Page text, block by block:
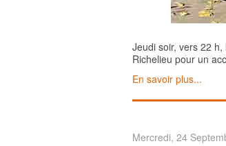
Jeudi soir, vers 22
Richelieu pour un
En savoir plus...
Mercredi, 24